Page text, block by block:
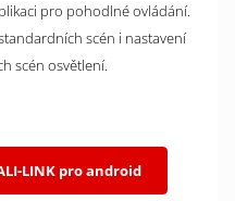
pro pohodlné ovládání.
scén i nastavení
scén osvětlení.
LINK pro android